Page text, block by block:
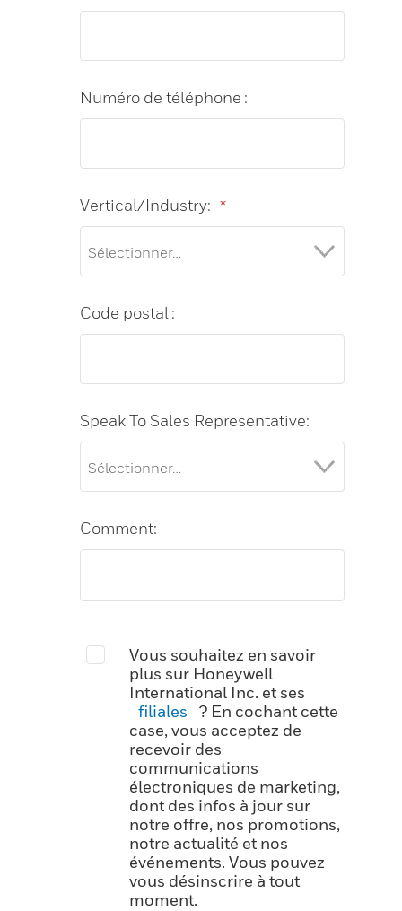
Numéro de téléphone :
*
Vertical/Industry:
Code postal :
Speak To Sales Representative:
Comment:
Vous souhaitez en savoir
plus sur Honeywell
International Inc. et ses
filiales
? En cochant cette
case, vous acceptez de
recevoir des
communications
électroniques de marketing,
dont des infos à jour sur
notre offre, nos promotions,
notre actualité et nos
événements. Vous pouvez
vous désinscrire à tout
moment.